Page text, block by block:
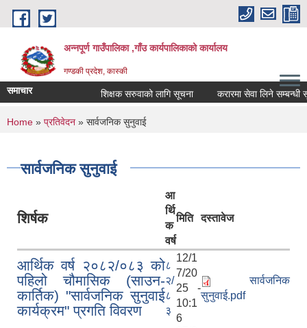
Skip to main content
अन्नपूर्ण गाउँपालिका ,गाँउ कार्यपालिकाको कार्यालय
गण्डकी प्रदेश, कास्की
समाचार शिक्षक सरुवाको लागि सूचना करारमा सेवा लिने सम्बन्धी
You are here
Home » प्रतिवेदन » सार्वजनिक सुनुवाई
सार्वजनिक सुनुवाई
शिर्षक
आ
र्थि
क
वर्ष
मिति दस्तावेज
आर्थिक वर्ष २०८२/०८३ को
पहिलो चौमासिक (साउन-
कार्तिक) "सार्वजनिक सुनुवाई
कार्यक्रम" प्रगति विवरण
८
२/
८
३
12/1
7/20
25 -
10:1
6
सार्वजनिक
सुनुवाई.pdf